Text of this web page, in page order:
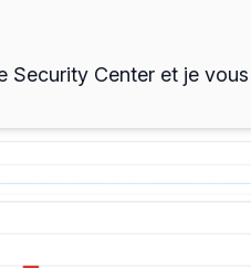
Center et je vous